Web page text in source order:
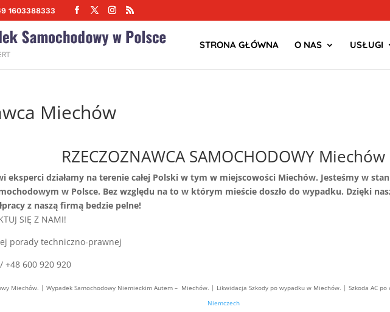
1603388333
STRONA GŁÓWNA O NAS USŁUGI
Miechów
RZECZOZNAWCA SAMOCHODOWY Miechów
eksperci działamy na terenie całej Polski w tym w miejscowości Miechów. Jesteśmy w
w Polsce. Bez względu na to w którym mieście doszło do wypadku. Dzięki
z naszą firmą bedzie pelne!
SIĘ Z NAMI!
porady techniczno-prawnej
+48 600 920 920
Miechów. | Wypadek Samochodowy Niemieckim Autem – Miechów. | Likwidacja Szkody po wypadku w Miechów. | Szkoda AC
Niemczech